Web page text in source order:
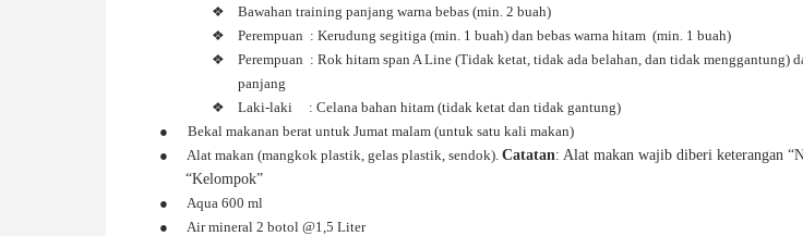
❖
Bawahan training panjang warna bebas (min. 2 buah)
❖
Perempuan : Kerudung segitiga (min. 1 buah) dan bebas warna hitam (min. 1 buah)
❖
Perempuan : Rok hitam span A Line (Tidak ketat, tidak ada belahan, dan tidak menggantung)
panjang
❖
Laki-laki : Celana bahan hitam (tidak ketat dan tidak gantung)
●
Bekal makanan berat untuk Jumat malam (untuk satu kali makan)
●
Alat makan (mangkok plastik, gelas plastik, sendok). Catatan: Alat makan wajib diberi keterangan
“Kelompok”
●
Aqua 600 ml
●
Air mineral 2 botol @1,5 Liter